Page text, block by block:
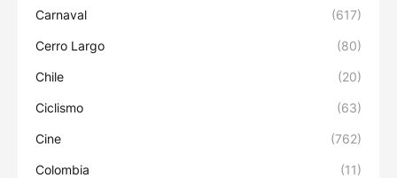
Carnaval (617)
Cerro Largo (80)
Chile (20)
Ciclismo (63)
Cine (762)
Colombia (11)